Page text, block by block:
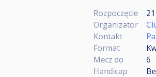
Rozpoczęcie
Organizator
Kontakt
Format
Mecz do
6
Handicap